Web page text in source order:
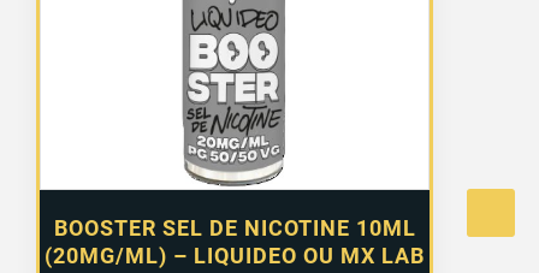
BOOSTER SEL DE NICOTINE 10ML
(20MG/ML) – LIQUIDEO OU MX LAB
1,10 €
à
9,99 €